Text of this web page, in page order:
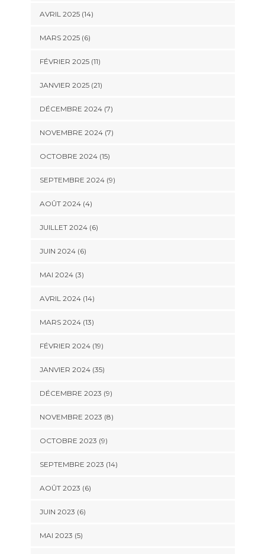
AVRIL 2025 (14)
MARS 2025 (6)
FÉVRIER 2025 (11)
JANVIER 2025 (21)
DÉCEMBRE 2024 (7)
NOVEMBRE 2024 (7)
OCTOBRE 2024 (15)
SEPTEMBRE 2024 (9)
AOÛT 2024 (4)
JUILLET 2024 (6)
JUIN 2024 (6)
MAI 2024 (3)
AVRIL 2024 (14)
MARS 2024 (13)
FÉVRIER 2024 (19)
JANVIER 2024 (35)
DÉCEMBRE 2023 (9)
NOVEMBRE 2023 (8)
OCTOBRE 2023 (9)
SEPTEMBRE 2023 (14)
AOÛT 2023 (6)
JUIN 2023 (6)
MAI 2023 (5)